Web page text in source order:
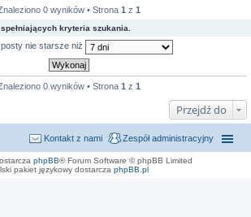
0 wyników • Strona 1 z 1
kryteria szukania.
nie starsze niż
0 wyników • Strona 1 z 1
Przejdź do
Zespół administracyjny
Kontakt z nami
phpBB® Forum Software © phpBB Limited
pakiet językowy dostarcza phpBB.pl